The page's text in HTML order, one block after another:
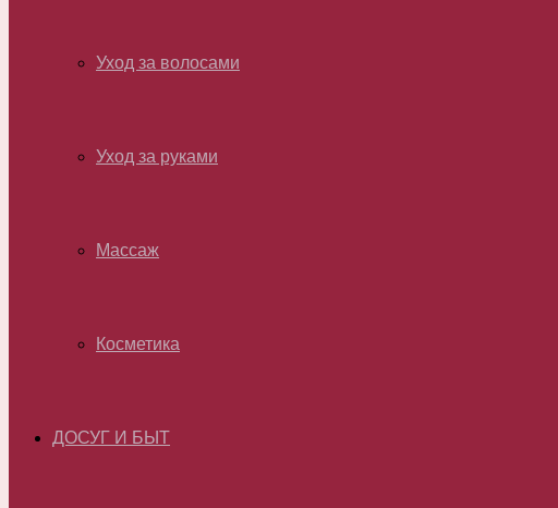
Уход за волосами
Уход за руками
Массаж
Косметика
ДОСУГ И БЫТ